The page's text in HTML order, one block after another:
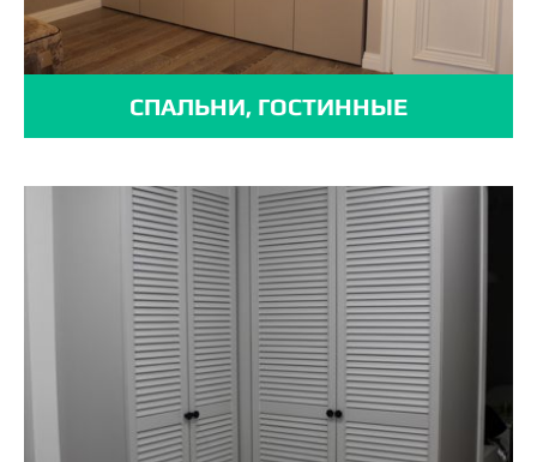
СПАЛЬНИ, ГОСТИННЫЕ